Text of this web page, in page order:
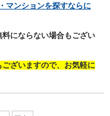
マンションを探すならに
にならない場合もござい
ざいますので、お気軽に